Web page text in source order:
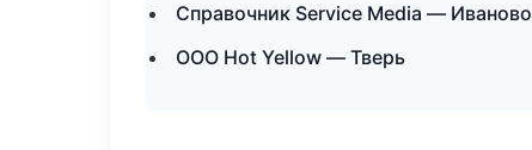
Справочник Service Media — Иваново
ООО Hot Yellow — Тверь